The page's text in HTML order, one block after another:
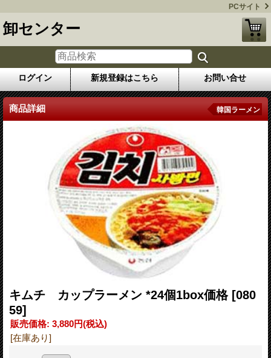
PCサイト
卸センター
ログイン 新規登録はこちら お問い合せ
商品詳細 韓国ラーメン
キムチ カップラーメン *24個1box価格 [080
59]
販売価格: 3,880円(税込)
[在庫あり]